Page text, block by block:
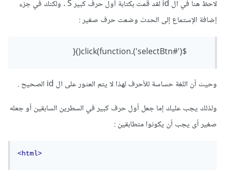
لاحظ هنا في ال id لقد قمت بكتابة أول حرف كبير S . ولكنك في جزء
إضافة الإستماع إلى الحدث وضعت حرف صغير:
$('#selectBtn').click(function(){
وحيث أن اللغة حساسة للأحرف لهذا لا يتم العثور على ال id الصحيح .
ولذلك يجب عليك إما جعل أول حرف كبير في السطرين السابقين أو جعله
صغير أى يجب أن يكونوا متطابقين
<html>